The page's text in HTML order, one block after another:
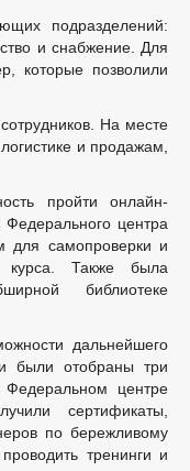
подразделений:
и снабжение. Для
которые позволили
На месте
и продажам,
пройти онлайн-
центра
для самопроверки и
курса. Также была
библиотеке
дальнейшего
были отобраны три
Федеральном центре
сертификаты,
по бережливому
тренинги и